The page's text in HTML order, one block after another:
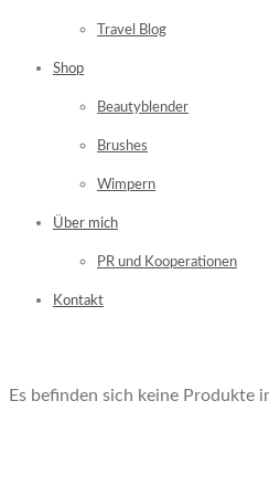
Travel Blog
Shop
Beautyblender
Brushes
Wimpern
Über mich
PR und Kooperationen
Kontakt
Es befinden sich keine Produkte